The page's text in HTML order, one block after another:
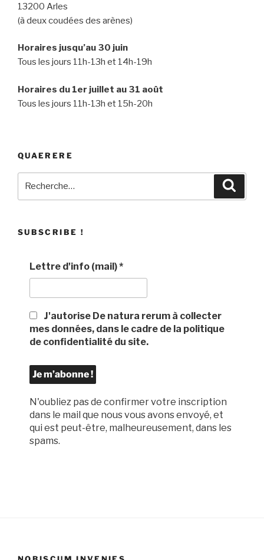
13200 Arles
(à deux coudées des arènes)
Horaires jusqu’au 30 juin
Tous les jours 11h-13h et 14h-19h
Horaires du 1er juillet au 31 août
Tous les jours 11h-13h et 15h-20h
QUAERERE
SUBSCRIBE !
Lettre d'info (mail)*
J'autorise De natura rerum à collecter
mes données, dans le cadre de la politique
de confidentialité du site.
N'oubliez pas de confirmer votre inscription
dans le mail que nous vous avons envoyé, et
qui est peut-être, malheureusement, dans les
spams.